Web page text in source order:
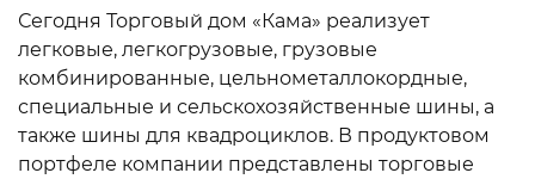
Сегодня Торговый дом «Кама» реализует
легковые, легкогрузовые, грузовые
комбинированные, цельнометаллокордные,
специальные и сельскохозяйственные шины, а
также шины для квадроциклов. В продуктовом
портфеле компании представлены торговые